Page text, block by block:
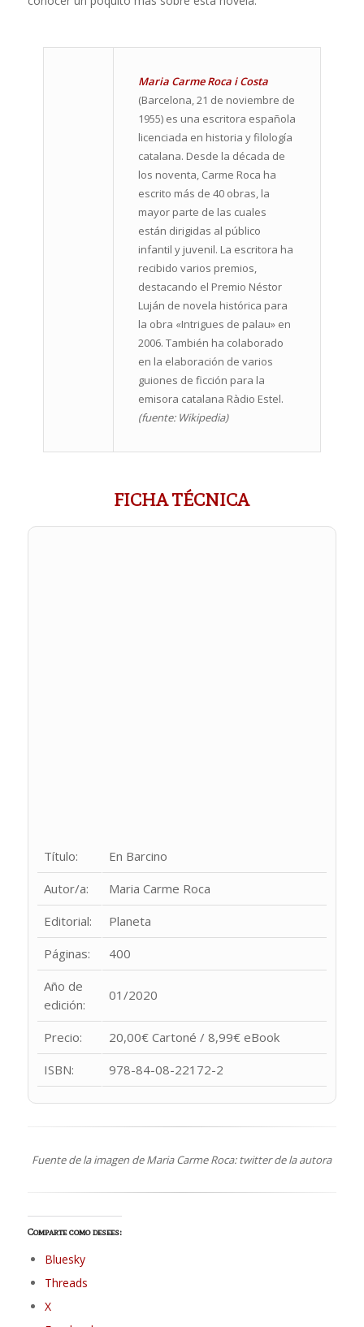
Maria Carme Roca i Costa
(Barcelona, 21 de noviembre de
1955) es una escritora española
licenciada en historia y filología
catalana. Desde la década de
los noventa, Carme Roca ha
escrito más de 40 obras, la
mayor parte de las cuales
están dirigidas al público
infantil y juvenil. La escritora ha
recibido varios premios,
destacando el Premio Néstor
Luján de novela histórica para
la obra «Intrigues de palau» en
2006. También ha colaborado
en la elaboración de varios
guiones de ficción para la
emisora catalana Ràdio Estel.
(fuente: Wikipedia)
FICHA TÉCNICA
Título:
En Barcino
Autor/a:
Maria Carme Roca
Editorial:
Planeta
Páginas:
400
Año de
edición:
01/2020
Precio:
20,00€ Cartoné / 8,99€ eBook
ISBN:
978-84-08-22172-2
Fuente de la imagen de Maria Carme Roca: twitter de la autora
Comparte como desees:
Bluesky
Threads
X